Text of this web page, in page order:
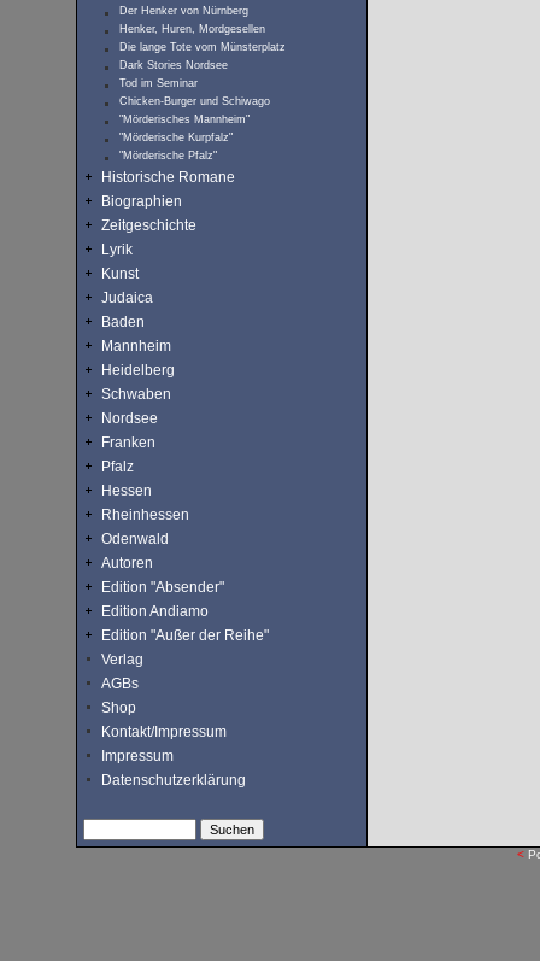
Der Henker von Nürnberg
Henker, Huren, Mordgesellen
Die lange Tote vom Münsterplatz
Dark Stories Nordsee
Tod im Seminar
Chicken-Burger und Schiwago
"Mörderisches Mannheim"
"Mörderische Kurpfalz"
"Mörderische Pfalz"
Historische Romane
Biographien
Zeitgeschichte
Lyrik
Kunst
Judaica
Baden
Mannheim
Heidelberg
Schwaben
Nordsee
Franken
Pfalz
Hessen
Rheinhessen
Odenwald
Autoren
Edition "Absender"
Edition Andiamo
Edition "Außer der Reihe"
Verlag
AGBs
Shop
Kontakt/Impressum
Impressum
Datenschutzerklärung
<